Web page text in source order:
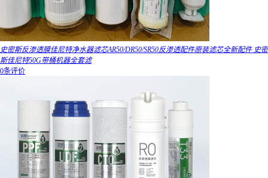
史密斯反渗透膜佳尼特净水器滤芯AR50/DR50/SR50反渗透配件原装滤芯全新配件 史密
斯佳尼特50G带桶机器全套滤
0条评价